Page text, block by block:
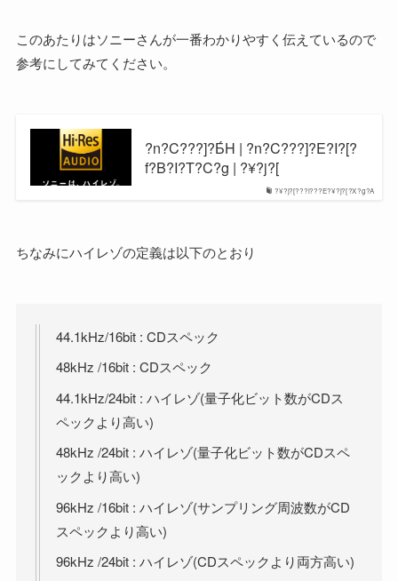
このあたりはソニーさんが一番わかりやすく伝えているので
参考にしてみてください。
?¥?j?[???i???E?¥?j?[?X?g?A
?n?C???]?Ƃ́H | ?n?C???]?E?I?[?
f?B?I?T?C?g | ?¥?j?[
ちなみにハイレゾの定義は以下のとおり
44.1kHz/16bit : CDスペック
48kHz /16bit : CDスペック
44.1kHz/24bit : ハイレゾ(量子化ビット数がCDス
ペックより高い)
48kHz /24bit : ハイレゾ(量子化ビット数がCDスペ
ックより高い)
96kHz /16bit : ハイレゾ(サンプリング周波数がCD
スペックより高い)
96kHz /24bit : ハイレゾ(CDスペックより両方高い)